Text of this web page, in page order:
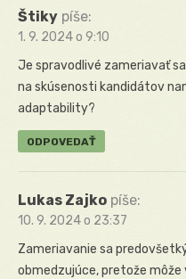
Štiky píše:
1. 9. 2024 o 9:10
Je spravodlivé zameriavať
na skúsenosti kandidátov
adaptability?
ODPOVEDAŤ
Lukas Zajko píše:
10. 9. 2024 o 23:37
Zameriavanie sa
obmedzujúce, pretože